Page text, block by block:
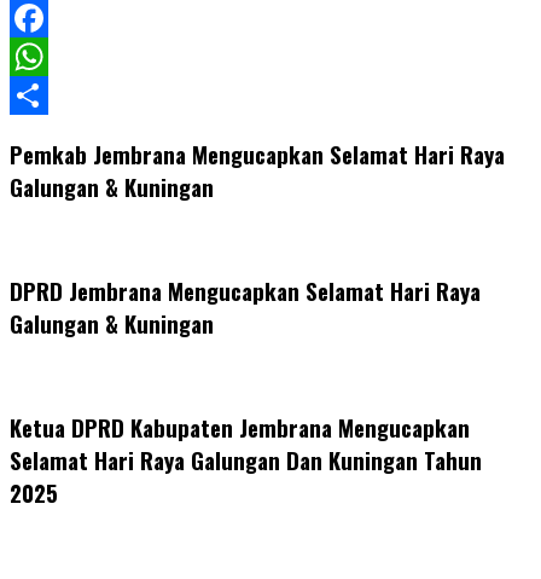
LinkedIn
Facebook
WhatsApp
Pemkab Jembrana Mengucapkan Selamat Hari Raya
Galungan & Kuningan
DPRD Jembrana Mengucapkan Selamat Hari Raya
Galungan & Kuningan
Ketua DPRD Kabupaten Jembrana Mengucapkan
Selamat Hari Raya Galungan Dan Kuningan Tahun
2025